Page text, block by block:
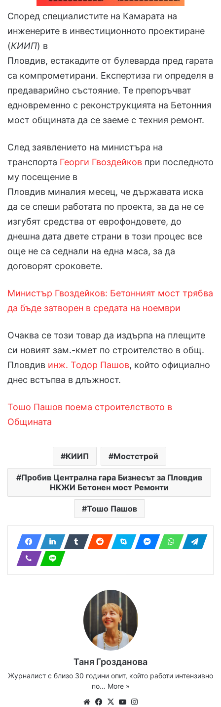
Според специалистите на Камарата на
инженерите в инвестиционното проектиране
(КИИП) в
Пловдив, естакадите от булеварда пред гарата
са компрометирани. Експертиза ги определя в
предаварийно състояние. Те препоръчват
едновременно с реконструкцията на Бетонния
мост общината да се заеме с техния ремонт.
След заявлението на министъра на
транспорта Георги Гвоздейков при последното
му посещение в
Пловдив миналия месец, че държавата иска
да се спеши работата по проекта, за да не се
изгубят средства от еврофондовете, до
днешна дата двете страни в този процес все
още не са седнали на една маса, за да
договорят сроковете.
Министър Гвоздейков: Бетонният мост трябва
да бъде затворен в средата на ноември
Очаква се този товар да издърпа на плещите
си новият зам.-кмет по строителство в общ.
Пловдив инж. Тодор Пашов, който официално
днес встъпва в длъжност.
Тошо Пашов поема строителството в
Общината
КИИП Мостстрой
Пробив Централна гара Бизнесът за Пловдив
НКЖИ Бетонен мост Ремонти
Тошо Пашов
Таня Грозданова
Журналист с близо 30 години опит, който работи интензивно
по… More »
WebsiteFacebook
X YouTube